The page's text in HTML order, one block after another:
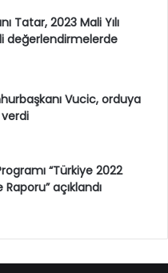
Tatar, 2023 Mali Yılı
değerlendirmelerde
Vucic, orduya
verdi
“Türkiye 2022
açıklandı